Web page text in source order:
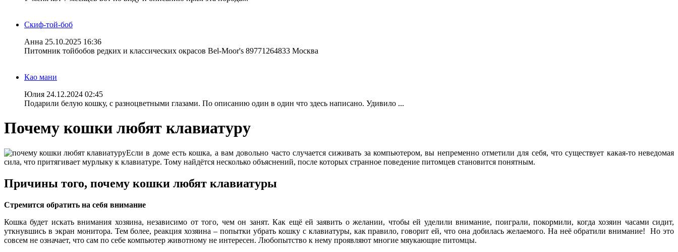
Скиф-той-боб
Анна 25.10.2025 16:36
Питомник тойбобов редких и классических окрасов Bel-Moor's 89771264833 Москва
Као мани
Юлия 24.12.2024 02:45
Подарили белую кошку, с разноцветными глазами. По описанию один в один что здесь написано. Удивило ...
Почему кошки любят клавиатуру
Если в доме есть кошка, а вам довольно часто случается сиживать за компьютером, вы непременно отметили для себя, что существует какая-то неведомая
сила, что притягивает мурлыку к клавиатуре. Тому найдётся несколько объяснений, после которых странное поведение питомцев становится понятным.
Причины того, почему кошки любят клавиатуры
Стремится обратить на себя внимание
Кошка будет искать внимания хозяина, независимо от того, чем он занят. Как ещё ей заявить о желании, чтобы ей уделили внимание, поиграли, покормили, когда хозяин часами сидит,
уткнувшись в экран монитора. Тем более, реакция хозяина – попытки убрать кошку с клавиатуры, как правило, говорит ей, что она добилась желаемого. На неё обратили внимание! Но это
совсем не означает, что сам по себе компьютер животному не интересен. Любопытство к нему проявляют многие мяукающие питомцы.